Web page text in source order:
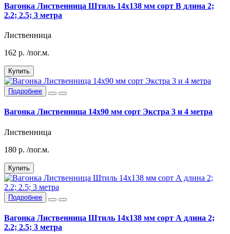
Вагонка Лиственница Штиль 14х138 мм сорт В длина 2;
2.2; 2.5; 3 метра
Лиственница
162 р. /пог.м.
Купить
Подробнее
Вагонка Лиственница 14х90 мм сорт Экстра 3 и 4 метра
Лиственница
180 р. /пог.м.
Купить
Подробнее
Вагонка Лиственница Штиль 14х138 мм сорт А длина 2;
2.2; 2.5; 3 метра